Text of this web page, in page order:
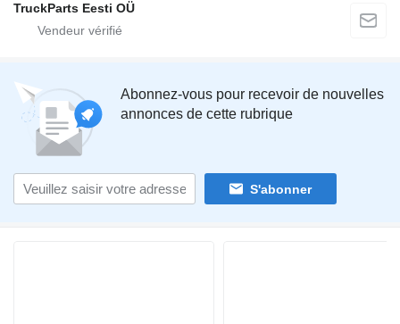
TruckParts Eesti OÜ
Abonnez-vous pour recevoir de nouvelles
annonces de cette rubrique
S'abonner